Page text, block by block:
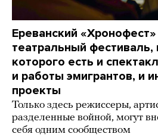
Ереванский
театральный
которого есть и
и работы эмигрантов, и
проекты
Только здесь режиссеры,
разделенные войной, могут
себя одним сообществом